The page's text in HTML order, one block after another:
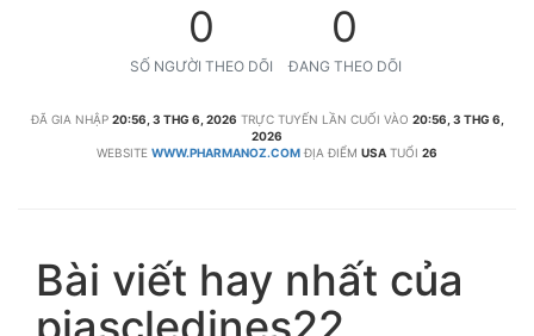
0
SỐ NGƯỜI THEO DÕI
0
ĐANG THEO DÕI
ĐÃ GIA NHẬP 20:56, 3 THG 6, 2026 TRỰC TUYẾN LẦN CUỐI VÀO 20:56, 3 THG 6,
2026
WEBSITE WWW.PHARMANOZ.COM ĐỊA ĐIỂM USA TUỔI 26
Bài viết hay nhất của